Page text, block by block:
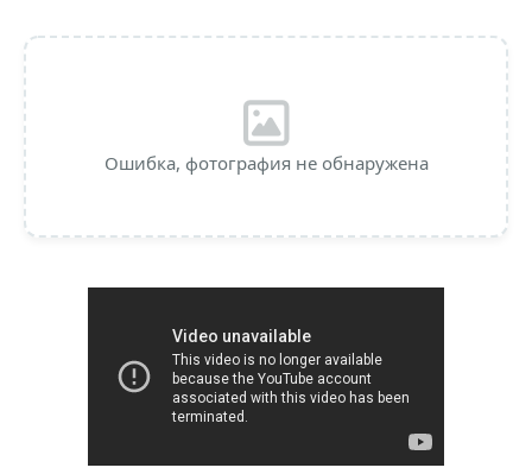
Ошибка, фотография не обнаружена